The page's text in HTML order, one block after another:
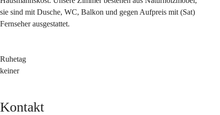
sie sind mit Dusche, WC, Balkon und gegen Aufpreis mit (Sat)
Fernseher ausgestattet.
Ruhetag
keiner
Kontakt